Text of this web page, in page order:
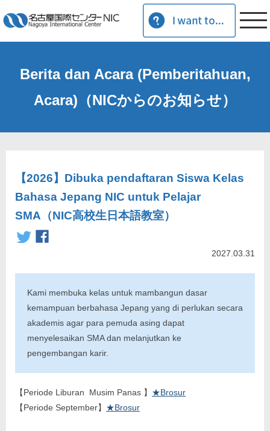
Berita dan Acara (Pemberitahuan,
Acara)（NICからのお知らせ）
【2026】Dibuka pendaftaran Siswa Kelas
Bahasa Jepang NIC untuk Pelajar
SMA（NIC高校生日本語教室）
2027.03.31
Kami membuka kelas untuk mambangun dasar
kemampuan berbahasa Jepang yang di perlukan secara
akademis agar para pemuda asing dapat
menyelesaikan SMA dan melanjutkan ke
pengembangan karir.
【Periode Liburan Musim Panas 】 ★Brosur
【Periode September】 ★Brosur